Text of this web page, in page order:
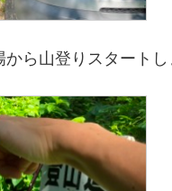
から山登りスタート